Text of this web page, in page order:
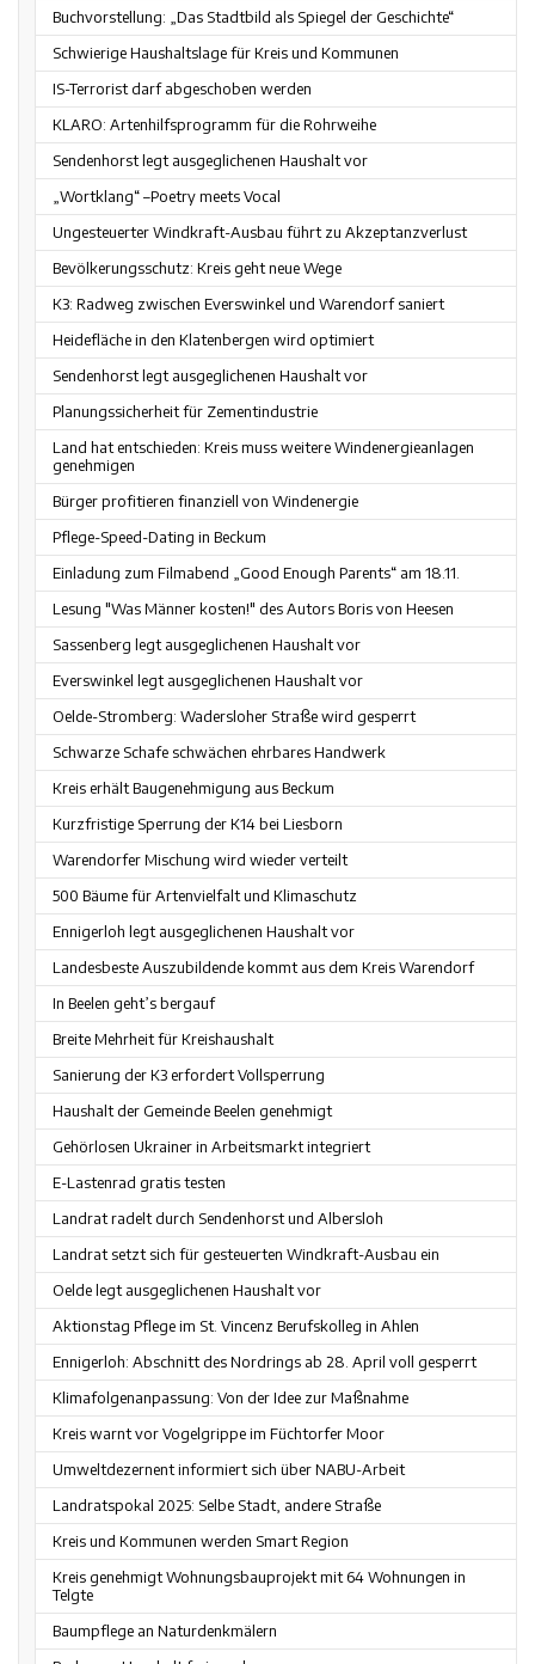
Buchvorstellung: „Das Stadtbild als Spiegel der Geschichte“
Schwierige Haushaltslage für Kreis und Kommunen
IS-Terrorist darf abgeschoben werden
KLARO: Artenhilfsprogramm für die Rohrweihe
Sendenhorst legt ausgeglichenen Haushalt vor
„Wortklang“ –Poetry meets Vocal
Ungesteuerter Windkraft-Ausbau führt zu Akzeptanzverlust
Bevölkerungsschutz: Kreis geht neue Wege
K3: Radweg zwischen Everswinkel und Warendorf saniert
Heidefläche in den Klatenbergen wird optimiert
Sendenhorst legt ausgeglichenen Haushalt vor
Planungssicherheit für Zementindustrie
Land hat entschieden: Kreis muss weitere Windenergieanlagen
genehmigen
Bürger profitieren finanziell von Windenergie
Pflege-Speed-Dating in Beckum
Einladung zum Filmabend „Good Enough Parents“ am 18.11.
Lesung "Was Männer kosten!" des Autors Boris von Heesen
Sassenberg legt ausgeglichenen Haushalt vor
Everswinkel legt ausgeglichenen Haushalt vor
Oelde-Stromberg: Wadersloher Straße wird gesperrt
Schwarze Schafe schwächen ehrbares Handwerk
Kreis erhält Baugenehmigung aus Beckum
Kurzfristige Sperrung der K14 bei Liesborn
Warendorfer Mischung wird wieder verteilt
500 Bäume für Artenvielfalt und Klimaschutz
Ennigerloh legt ausgeglichenen Haushalt vor
Landesbeste Auszubildende kommt aus dem Kreis Warendorf
In Beelen geht’s bergauf
Breite Mehrheit für Kreishaushalt
Sanierung der K3 erfordert Vollsperrung
Haushalt der Gemeinde Beelen genehmigt
Gehörlosen Ukrainer in Arbeitsmarkt integriert
E-Lastenrad gratis testen
Landrat radelt durch Sendenhorst und Albersloh
Landrat setzt sich für gesteuerten Windkraft-Ausbau ein
Oelde legt ausgeglichenen Haushalt vor
Aktionstag Pflege im St. Vincenz Berufskolleg in Ahlen
Ennigerloh: Abschnitt des Nordrings ab 28. April voll gesperrt
Klimafolgenanpassung: Von der Idee zur Maßnahme
Kreis warnt vor Vogelgrippe im Füchtorfer Moor
Umweltdezernent informiert sich über NABU-Arbeit
Landratspokal 2025: Selbe Stadt, andere Straße
Kreis und Kommunen werden Smart Region
Kreis genehmigt Wohnungsbauprojekt mit 64 Wohnungen in
Telgte
Baumpflege an Naturdenkmälern